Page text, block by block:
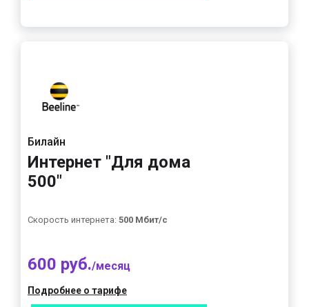
Билайн
Интернет "Для дома
500"
Скорость интернета: 500 Мбит/с
600 руб./месяц
Подробнее о тарифе